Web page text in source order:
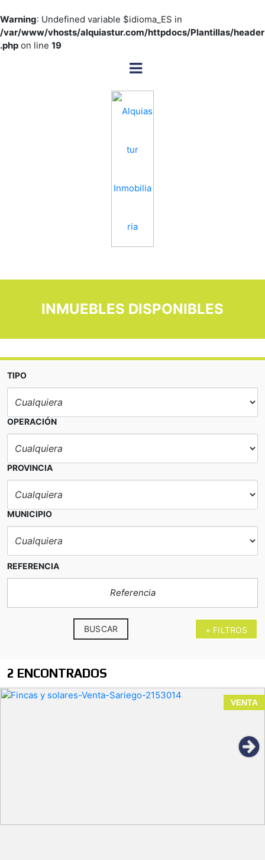
Warning: Undefined variable $idioma_ES in
/var/www/vhosts/alquiastur.com/httpdocs/Plantillas/header
.php on line 19
INMUEBLES DISPONIBLES
TIPO
OPERACIÓN
PROVINCIA
MUNICIPIO
REFERENCIA
+ FILTROS
BUSCAR
2 ENCONTRADOS
VENTA